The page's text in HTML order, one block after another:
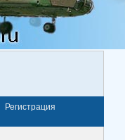
Регистрация